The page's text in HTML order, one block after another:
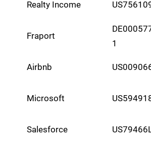
Realty Income
Fraport
1
Airbnb
Microsoft
Salesforce